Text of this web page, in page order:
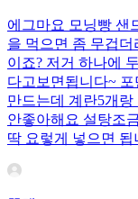
에그마요 모닝빵 샌
을 먹으면 좀 무겁
이죠? 저거 하나에
다고보면됩니다~
만드는데 계란5개
안좋아해요 설탕조
딱 요렇게 넣으면 됩